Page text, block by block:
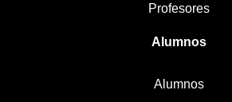
Profesores
Alumnos
Alumnos